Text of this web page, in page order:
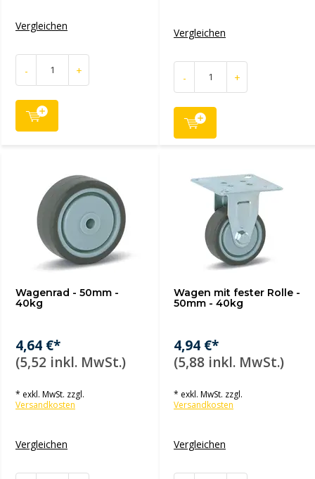
Vergleichen
- +
Vergleichen
- +
Wagenrad - 50mm -
40kg
4,64 €*
(5,52 inkl. MwSt.)
* exkl. MwSt. zzgl.
Versandkosten
Vergleichen
Wagen mit fester Rolle -
50mm - 40kg
4,94 €*
(5,88 inkl. MwSt.)
* exkl. MwSt. zzgl.
Versandkosten
Vergleichen